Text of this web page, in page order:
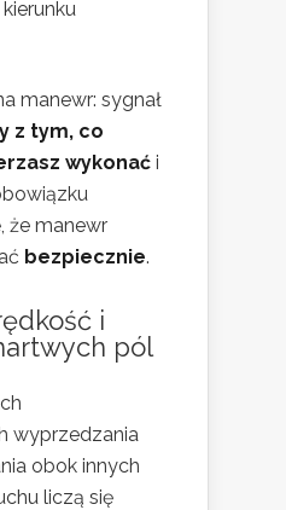
manewr: sygnał
z tym, co
wykonać i
że manewr
bezpiecznie.
i
pól
wyprzedzania
obok innych
liczą się